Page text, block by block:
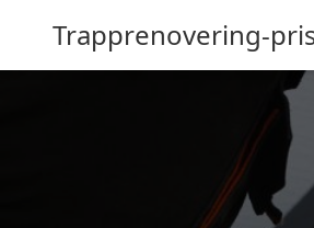
Trapprenovering-